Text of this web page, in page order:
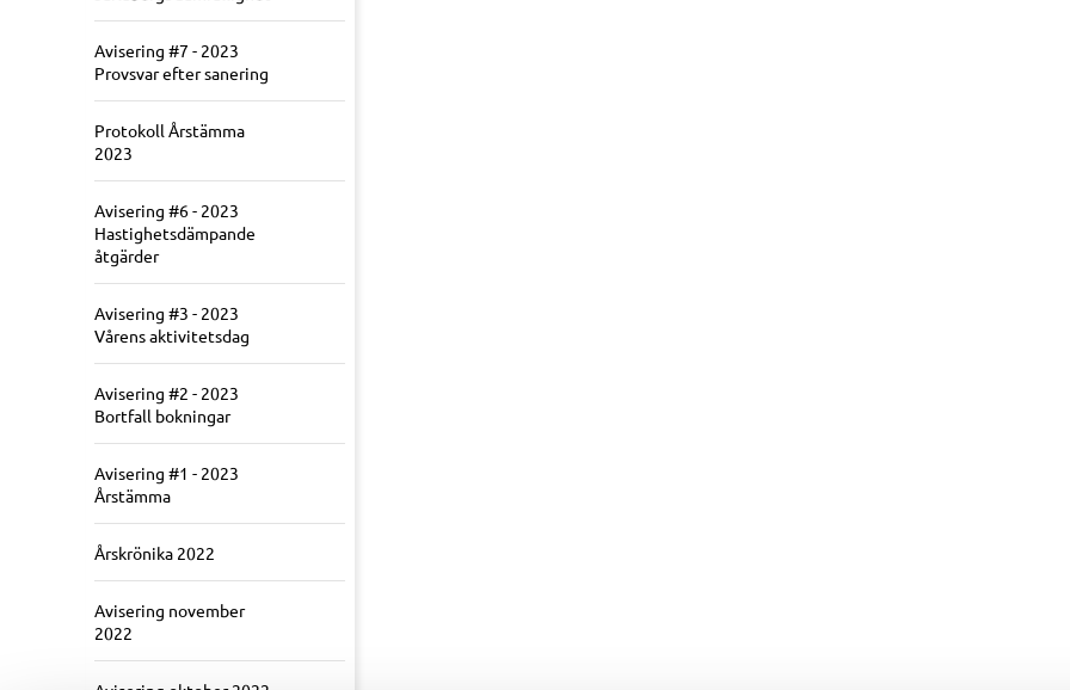
Avisering #7 - 2023
Provsvar efter sanering
Protokoll Årstämma
2023
Avisering #6 - 2023
Hastighetsdämpande
åtgärder
Avisering #3 - 2023
Vårens aktivitetsdag
Avisering #2 - 2023
Bortfall bokningar
Avisering #1 - 2023
Årstämma
Årskrönika 2022
Avisering november
2022